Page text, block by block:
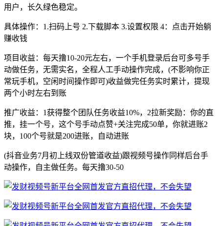
用户，长久绿色稳定。
具体操作：1.扫码上号 2.下载脚本 3.设置权限 4：点击开始躺
赚收钱
项目收益：每天撸10-20元左右，一个手机登录后台可多号手
动做任务，无需实名，全程人工手动操作完成，(不影响你正
常玩手机，空闲时间操作即可)收益做完任务实时累计，提现
两个小时左右到账
推广收益：1获得整个团队任务收益10%，2拉新奖励：你的直
推，挂一个号，这个号手动点赞+关注完成50单，你就进账2
块，100个号就是200进账，自动进账
(抖音业务7月初上线双份管道收益)跟视频号操作同样后台手
动操作，自主做任务。每天撸30-50